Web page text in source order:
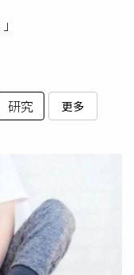
」
研究 更多